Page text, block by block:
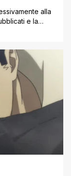
alla
e la
di Berserk
anche la data